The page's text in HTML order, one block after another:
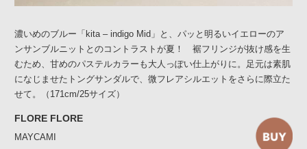
濃いめのブルー「kita – indigo Mid」と、パッと明るいイエローのア
ンサンブルニットとのコントラストが夏！ 裾フリンジが抜け感を生
むため、甘めのパステルカラーも大人っぽい仕上がりに。足元は素肌
になじませたトングサンダルで、微フレアシルエットをさらに際立た
せて。（171cm/25サイズ）
FLORE FLORE
MAYCAMI